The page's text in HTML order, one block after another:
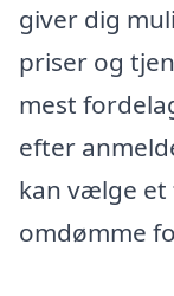
giver dig
priser og
mest
efter
kan vælge
omdømme